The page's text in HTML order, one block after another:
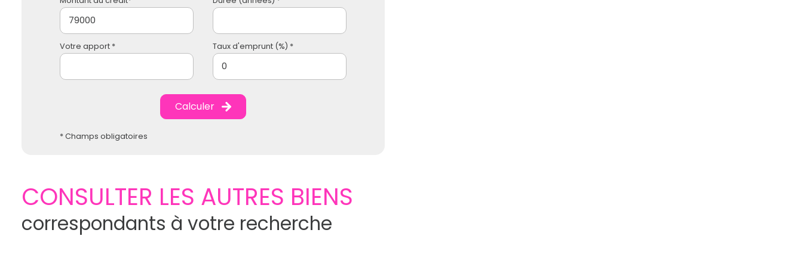
Votre apport * Taux d'emprunt (%) *
Calculer
* Champs obligatoires
CONSULTER LES AUTRES BIENS
correspondants à votre recherche